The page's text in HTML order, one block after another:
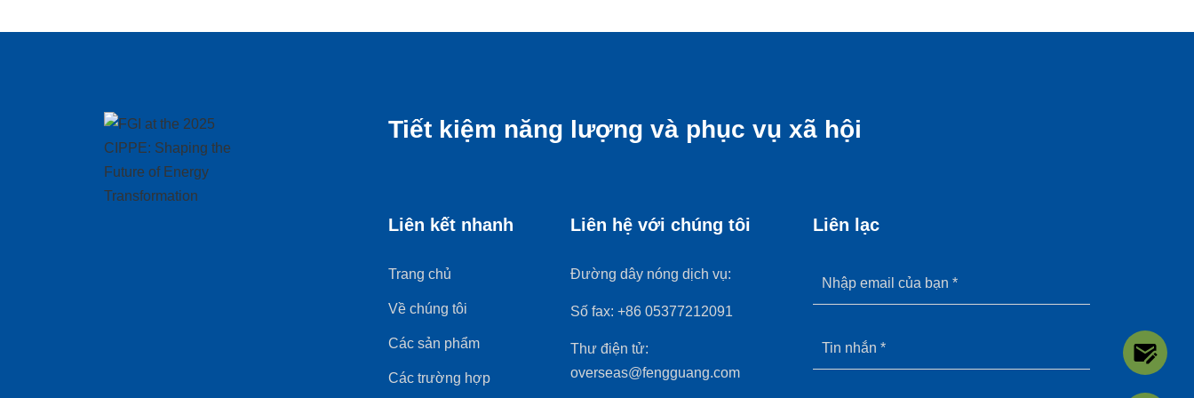
Tiết kiệm năng lượng và phục vụ xã hội
Liên kết nhanh
Trang chủ
Về chúng tôi
Các sản phẩm
Các trường hợp
Liên hệ với chúng tôi
Đường dây nóng dịch vụ:
Số fax: +86 05377212091
Thư điện tử:
overseas@fengguang.com
Liên lạc